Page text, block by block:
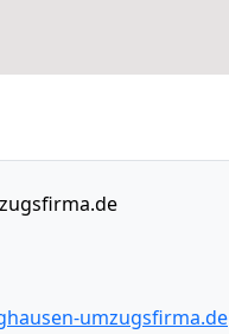
umzugsfirma.de